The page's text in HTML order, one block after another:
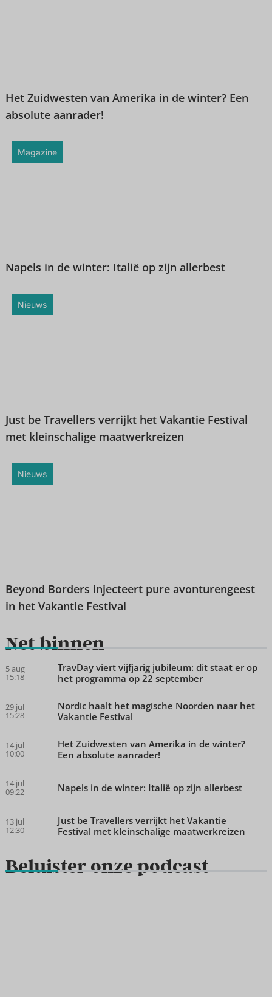
Het Zuidwesten van Amerika in de winter? Een
absolute aanrader!
Magazine
Napels in de winter: Italië op zijn allerbest
Nieuws
Just be Travellers verrijkt het Vakantie Festival
met kleinschalige maatwerkreizen
Nieuws
Beyond Borders injecteert pure avonturengeest
in het Vakantie Festival
Net binnen
5 aug
15:18
TravDay viert vijfjarig jubileum: dit staat er op
het programma op 22 september
29 jul
15:28
Nordic haalt het magische Noorden naar het
Vakantie Festival
14 jul
10:00
Het Zuidwesten van Amerika in de winter?
Een absolute aanrader!
14 jul
09:22 Napels in de winter: Italië op zijn allerbest
13 jul
12:30
Just be Travellers verrijkt het Vakantie
Festival met kleinschalige maatwerkreizen
Beluister onze podcast